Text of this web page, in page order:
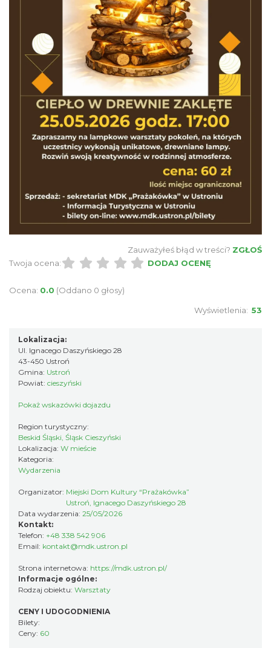
Wieczór uwielbienia w jedności na
Mołczynie
Dzięgielów
2026-08-22
6.60 km
2026-09-05
Święto Zielin - Koncert zespołu "Trzy
Struny"
6.74 km
Święto Zielin - wykład i warsztaty: bukiety
na Zielną
6.74 km
Zauważyłeś błąd w treści? ZGŁOŚ
Twoja ocena:
DODAJ OCENĘ
Ocena: 0.0 (Oddano 0 głosy)
Wyświetlenia: 53
Lokalizacja:
Ul. Ignacego Daszyńskiego 28
43-450 Ustroń
Gmina: Ustroń
Powiat: cieszyński
Pokaż wskazówki dojazdu
Region turystyczny:
Beskid Śląski, Śląsk Cieszyński
Lokalizacja: W mieście
Kategoria:
Wydarzenia
Organizator: Miejski Dom Kultury “Prażakówka”
Ustroń, Ignacego Daszyńskiego 28
Data wydarzenia: 25/05/2026
Kontakt:
Telefon: +48 338 542 906
Email: kontakt@mdk.ustron.pl
Strona internetowa: https://mdk.ustron.pl/
Informacje ogólne:
Rodzaj obiektu: Warsztaty
CENY I UDOGODNIENIA
Bilety:
Ceny: 60